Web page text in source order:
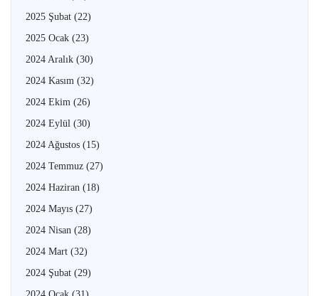
2025 Şubat (22)
2025 Ocak (23)
2024 Aralık (30)
2024 Kasım (32)
2024 Ekim (26)
2024 Eylül (30)
2024 Ağustos (15)
2024 Temmuz (27)
2024 Haziran (18)
2024 Mayıs (27)
2024 Nisan (28)
2024 Mart (32)
2024 Şubat (29)